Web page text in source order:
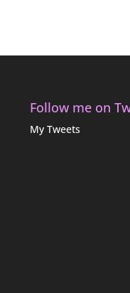
Follow me on
My Tweets